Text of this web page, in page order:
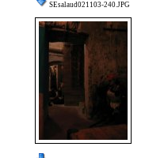
SEsalaud021103-240.JPG